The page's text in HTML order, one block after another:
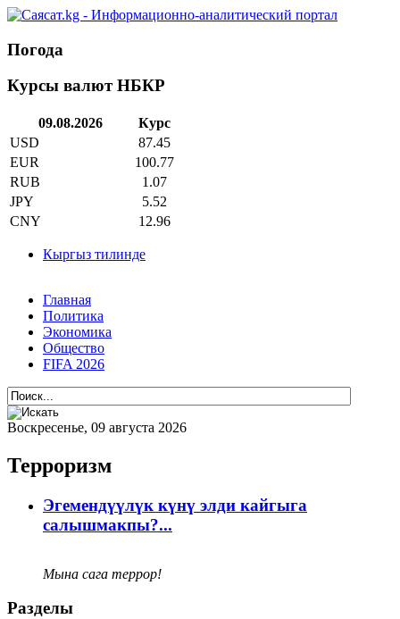
Погода
Курсы валют НБКР
09.08.2026
Курс
USD
87.45
EUR
100.77
RUB
1.07
JPY
5.52
CNY
12.96
Кыргыз тилинде
Главная
Политика
Экономика
Общество
FIFA 2026
Воскресенье, 09 августа 2026
Терроризм
Эгемендүүлүк күнү элди кайгыга
салышмакпы?...
Мына сага террор!
Разделы